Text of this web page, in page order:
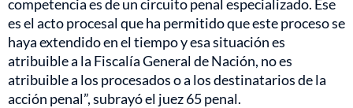
competencia es de un circuito penal especializado. Ese
es el acto procesal que ha permitido que este proceso se
haya extendido en el tiempo y esa situación es
atribuible a la Fiscalía General de Nación, no es
atribuible a los procesados o a los destinatarios de la
acción penal”, subrayó el juez 65 penal.